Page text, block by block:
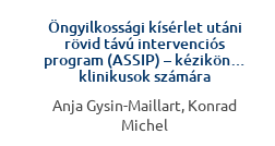
Öngyilkossági kísérlet utáni
rövid távú intervenciós
program (ASSIP) – kézikönyv
klinikusok számára
Anja Gysin-Maillart, Konrad
Michel